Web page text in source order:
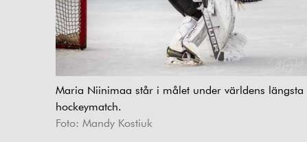
Maria Niinimaa står i målet under världens längsta
hockeymatch.
Foto: Mandy Kostiuk